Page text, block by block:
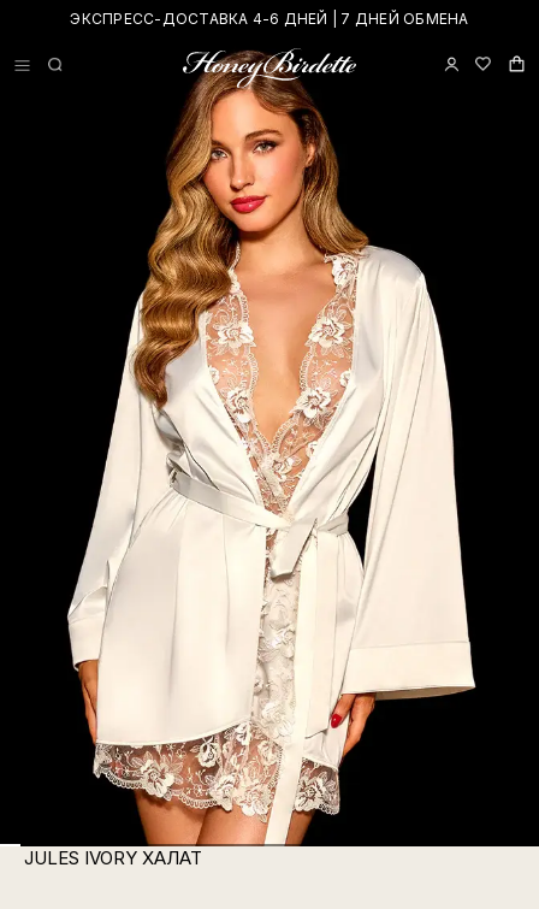
ЭКСПРЕСС-ДОСТАВКА 4-6 ДНЕЙ | 7 ДНЕЙ ОБМЕНА
JULES IVORY ХАЛАТ